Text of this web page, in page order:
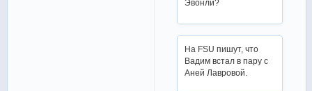
Эвонли?
На FSU пишут, что
Вадим встал в пару с
Аней Лавровой.